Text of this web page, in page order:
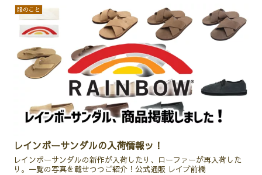
服のこと
レインボーサンダルの入荷情報ッ！
レインボーサンダルの新作が入荷したり、ローファーが再入荷した
り。一覧の写真を載せつつご紹介！公式通販 レイブ前橋